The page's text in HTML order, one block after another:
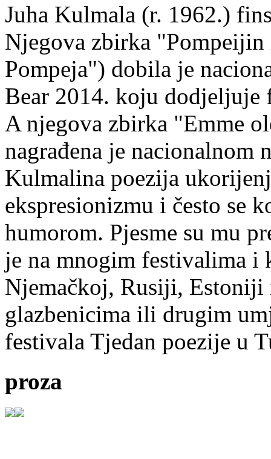
Juha Kulmala (r. 1962.)
Njegova zbirka
Pompeja") dobila je
Bear 2014. koju
A njegova zbirka "Emme
nagrađena je nacionalnom
Kulmalina poezija
ekspresionizmu i često se
humorom. Pjesme su mu
je na mnogim festivalima i
Njemačkoj, Rusiji, Estoniji
glazbenicima ili drugim
festivala Tjedan poezije u
proza